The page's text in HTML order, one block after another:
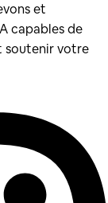
et
capables de
soutenir votre